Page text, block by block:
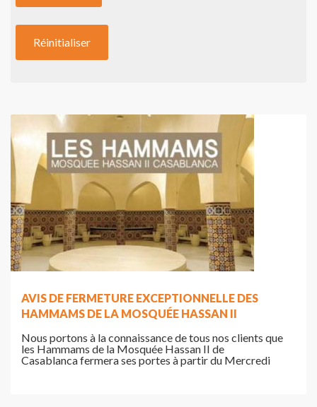
AVIS DE FERMETURE EXCEPTIONNELLE DES
HAMMAMS DE LA MOSQUÉE HASSAN II
Nous portons à la connaissance de tous nos clients que
les Hammams de la Mosquée Hassan II de
Casablanca fermera ses portes à partir du Mercredi